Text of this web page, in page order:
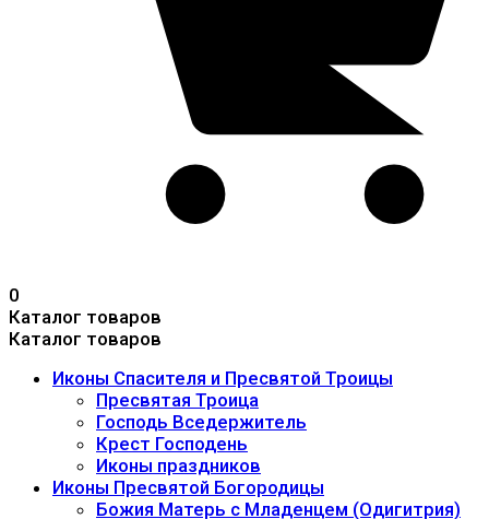
0
Каталог товаров
Каталог товаров
Иконы Спасителя и Пресвятой Троицы
Пресвятая Троица
Господь Вседержитель
Крест Господень
Иконы праздников
Иконы Пресвятой Богородицы
Божия Матерь с Младенцем (Одигитрия)